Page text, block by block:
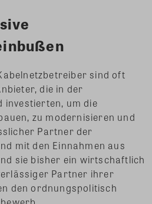
sind oft
die in der
investierten, um die
zu modernisieren und
Partner der
mit den Einnahmen aus
sie bisher ein wirtschaftlich
Partner ihrer
den ordnungspolitisch